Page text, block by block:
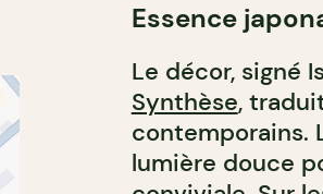
Essence
Le décor, signé
Synthèse,
contemporains.
lumière douce